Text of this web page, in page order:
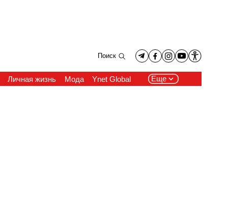
Поиск
Личная жизнь Мода Ynet Global Еще